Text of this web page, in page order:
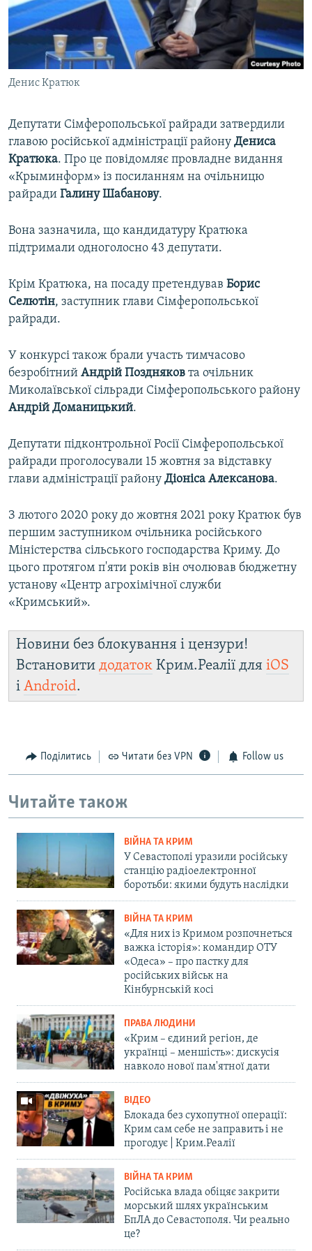
ВІДЕОУРОКИ «ELIFBE»
СВІДЧЕННЯ ОКУПАЦІЇ
УКРАЇНСЬКА ПРОБЛЕМА КРИМУ
ІНФОГРАФІКА
Русский
Qırımtatar
ДОЛУЧАЙСЯ!
Усі сайти RFE/RL
Денис Кратюк
Депутати Сімферопольської райради затвердили
главою російської адміністрації району Дениса
Кратюка. Про це повідомляє провладне видання
«Крыминформ» із посиланням на очільницю
райради Галину Шабанову.
Вона зазначила, що кандидатуру Кратюка
підтримали одноголосно 43 депутати.
Крім Кратюка, на посаду претендував Борис
Селютін, заступник глави Сімферопольської
райради.
У конкурсі також брали участь тимчасово
безробітний Андрій Поздняков та очільник
Миколаївської сільради Сімферопольського району
Андрій Доманицький.
Депутати підконтрольної Росії Сімферопольської
райради проголосували 15 жовтня за відставку
глави адміністрації району Діоніса Алексанова.
З лютого 2020 року до жовтня 2021 року Кратюк був
першим заступником очільника російського
Міністерства сільського господарства Криму. До
цього протягом п'яти років він очолював бюджетну
установу «Центр агрохімічної служби
«Кримський».
Новини без блокування і цензури!
Встановити додаток Крим.Реалії для iOS
і Android.
Поділитись Читати без VPN Follow us
Читайте також
ВІЙНА ТА КРИМ
У Севастополі уразили російську
станцію радіоелектронної
боротьби: якими будуть наслідки
ВІЙНА ТА КРИМ
«Для них із Кримом розпочнеться
важка історія»: командир ОТУ
«Одеса» – про пастку для
російських військ на
Кінбурнській косі
ПРАВА ЛЮДИНИ
«Крим – єдиний регіон, де
українці – меншість»: дискусія
навколо нової пам'ятної дати
ВІДЕО
Блокада без сухопутної операції:
Крим сам себе не заправить і не
прогодує | Крим.Реалії
ВІЙНА ТА КРИМ
Російська влада обіцяє закрити
морський шлях українським
БпЛА до Севастополя. Чи реально
це?